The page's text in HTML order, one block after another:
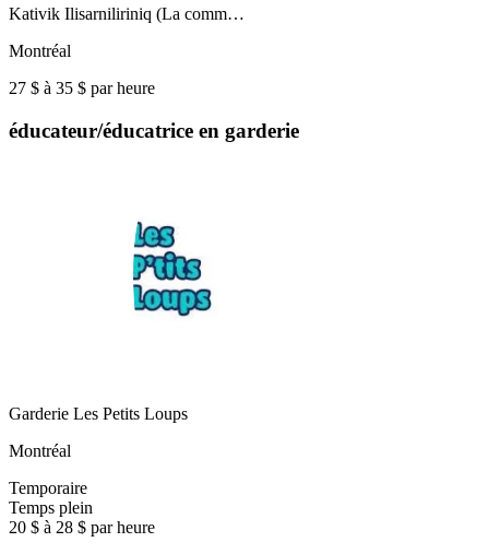
Kativik Ilisarniliriniq (La comm…
Montréal
27 $ à 35 $ par heure
éducateur/éducatrice en garderie
Garderie Les Petits Loups
Montréal
Temporaire
Temps plein
20 $ à 28 $ par heure